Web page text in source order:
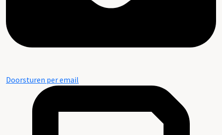
Doorsturen per email